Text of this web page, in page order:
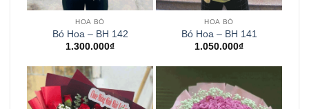
HOA BÓ
Bó Hoa – BH 142
1.300.000₫
HOA BÓ
Bó Hoa – BH 141
1.050.000₫